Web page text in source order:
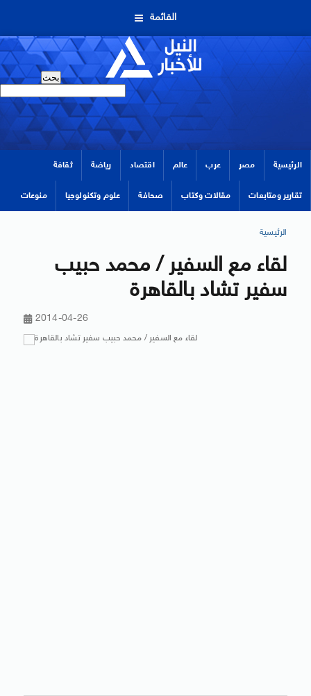
القائمة
الرئيسية مصر عرب عالم اقتصاد رياضة ثقافة
تقارير ومتابعات مقالات وكتاب صحافة علوم وتكنولوجيا منوعات
الرئيسية
لقاء مع السفير / محمد حبيب
سفير تشاد بالقاهرة
2014-04-26